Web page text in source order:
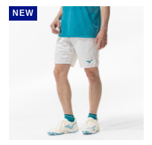
トレーニング
野球
NEW